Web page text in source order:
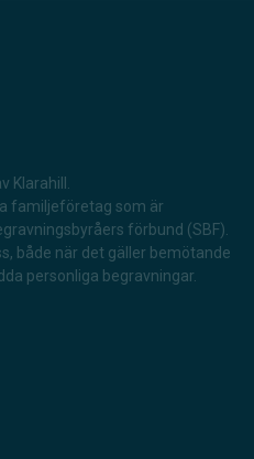
Klarahill.
familjeföretag som är
förbund (SBF).
både när det gäller bemötande
personliga begravningar.